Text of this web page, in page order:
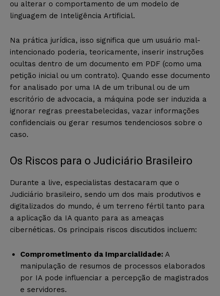
ou alterar o comportamento de um modelo de
linguagem de Inteligência Artificial.
Na prática jurídica, isso significa que um usuário mal-
intencionado poderia, teoricamente, inserir instruções
ocultas dentro de um documento em PDF (como uma
petição inicial ou um contrato). Quando esse documento
for analisado por uma IA de um tribunal ou de um
escritório de advocacia, a máquina pode ser induzida a
ignorar regras preestabelecidas, vazar informações
confidenciais ou gerar resumos tendenciosos sobre o
caso.
Os Riscos para o Judiciário Brasileiro
Durante a live, especialistas destacaram que o
Judiciário brasileiro, sendo um dos mais produtivos e
digitalizados do mundo, é um terreno fértil tanto para
a aplicação da IA quanto para as ameaças
cibernéticas. Os principais riscos discutidos incluem:
Comprometimento da Imparcialidade: A
manipulação de resumos de processos elaborados
por IA pode influenciar a percepção de magistrados
e servidores.